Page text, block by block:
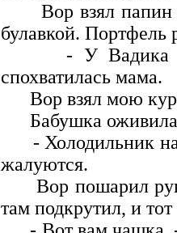
Вор взял папин
булавкой. Портфель
- У Вадика
спохватилась мама.
Вор взял мою
Бабушка
- Холодильник
жалуются.
Вор пошарил
там подкрутил, и